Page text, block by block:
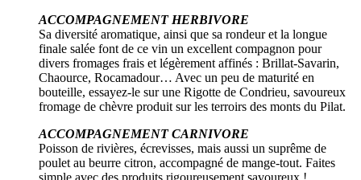
ACCOMPAGNEMENT HERBIVORE
Sa diversité aromatique, ainsi que sa rondeur et la longue
finale salée font de ce vin un excellent compagnon pour
divers fromages frais et légèrement affinés : Brillat-Savarin,
Chaource, Rocamadour… Avec un peu de maturité en
bouteille, essayez-le sur une Rigotte de Condrieu, savoureux
fromage de chèvre produit sur les terroirs des monts du Pilat.
ACCOMPAGNEMENT CARNIVORE
Poisson de rivières, écrevisses, mais aussi un suprême de
poulet au beurre citron, accompagné de mange-tout. Faites
simple avec des produits rigoureusement savoureux !